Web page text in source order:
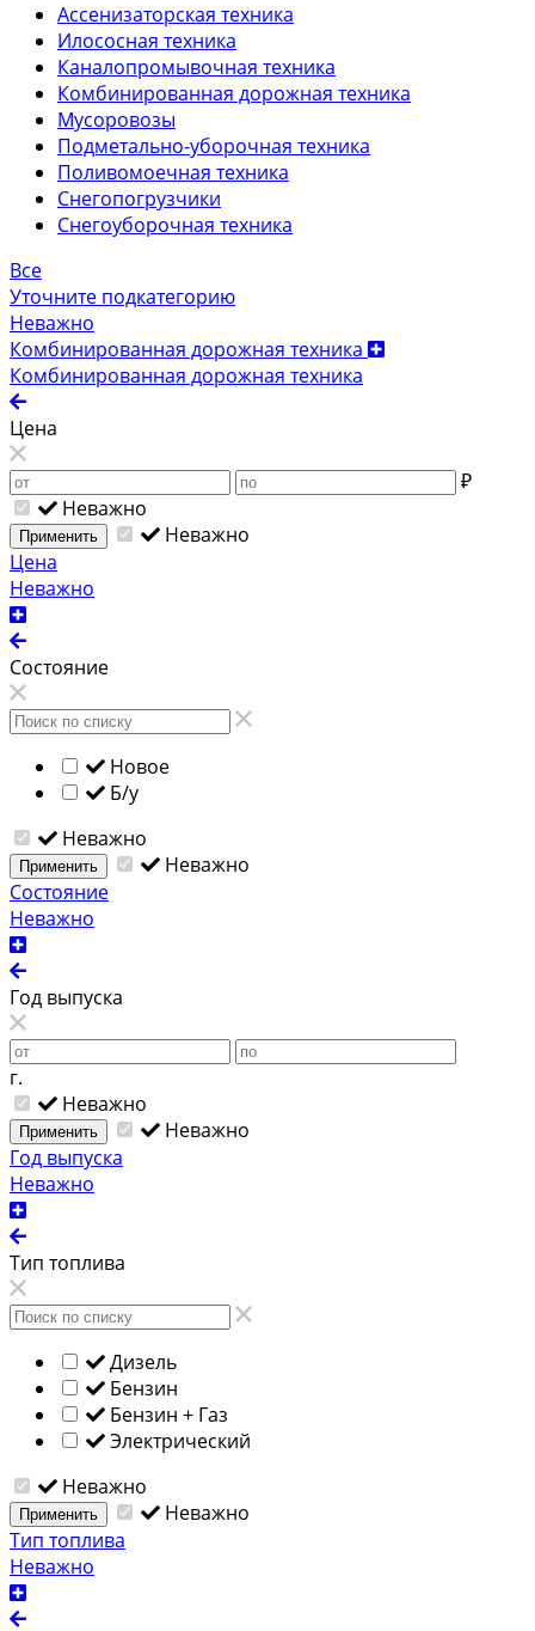
Ассенизаторская техника
Илососная техника
Каналопромывочная техника
Комбинированная дорожная техника
Мусоровозы
Подметально-уборочная техника
Поливомоечная техника
Снегопогрузчики
Снегоуборочная техника
Все
Уточните подкатегорию
Неважно
Комбинированная дорожная техника
Комбинированная дорожная техника
Цена
₽
Неважно
Применить
Неважно
Цена
Неважно
Состояние
Новое
Б/у
Неважно
Применить
Неважно
Состояние
Неважно
Год выпуска
г.
Неважно
Применить
Неважно
Год выпуска
Неважно
Тип топлива
Дизель
Бензин
Бензин + Газ
Электрический
Неважно
Применить
Неважно
Тип топлива
Неважно